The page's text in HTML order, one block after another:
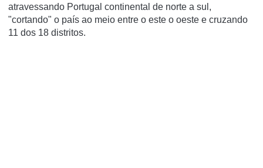
atravessando Portugal continental de norte a sul,
"cortando" o país ao meio entre o este o oeste e cruzando
11 dos 18 distritos.